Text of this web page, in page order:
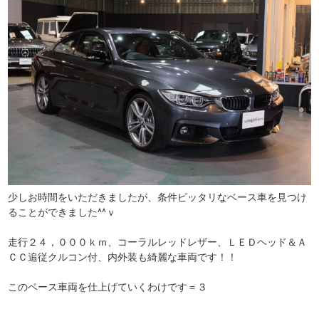
少しお時間をいただきましたが、条件ピッタリなベース車を見つけ
ることができました^^ｖ
走行２４，０００ｋｍ、コーラルレッドレザー、ＬＥＤヘッド＆Ａ
ＣＣ追従クルコン付、内外装も綺麗な車両です！！
このベース車両を仕上げていくわけです＝３